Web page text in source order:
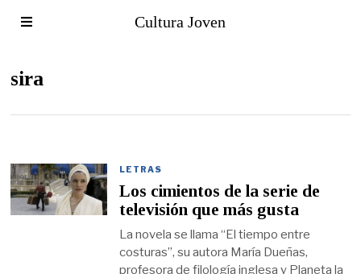
Cultura Joven
sira
LETRAS
Los cimientos de la serie de
televisión que más gusta
La novela se llama “El tiempo entre
costuras”, su autora María Dueñas,
profesora de filología inglesa y Planeta la